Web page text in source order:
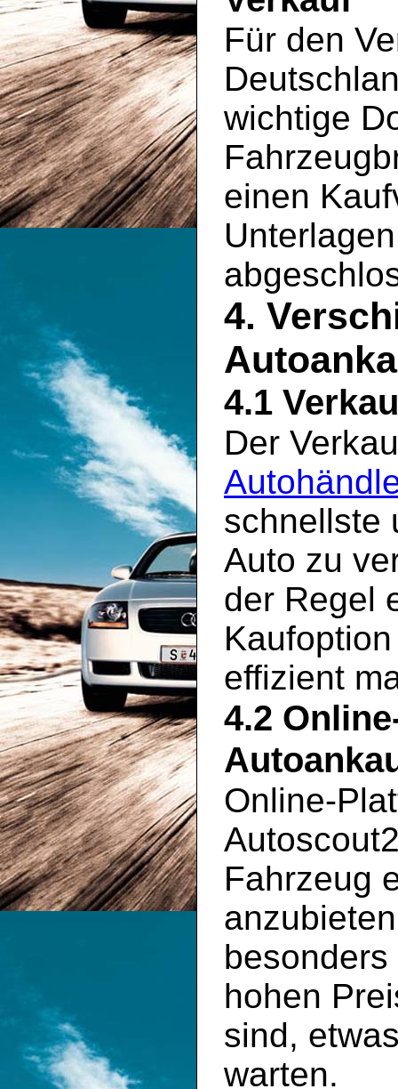
Für den
wichtige
einen
4.
4.1
Der
schnellste
Auto zu
der Regel
effizient
4.2
Online-
Fahrzeug
hohen
sind,
warten.